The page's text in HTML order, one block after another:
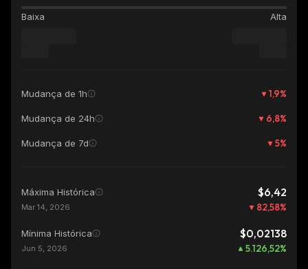
Baixa Alta
Mudança de 1h 1,9%
Mudança de 24h 6,8%
Mudança de 7d 5%
Máxima Histórica $6,42
Mar 14, 2026 82,58%
Mínima Histórica $0,02138
Jun 5, 2026 5.126,52%